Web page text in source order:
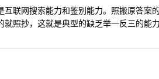
联网搜索能力和鉴别能力。照搬原答案
照抄，这就是典型的缺乏举一反三的能